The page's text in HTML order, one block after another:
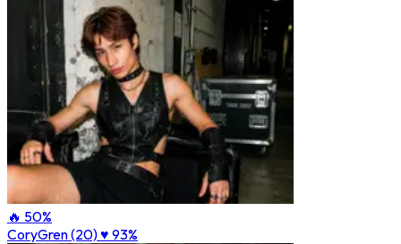
🔥 50%
CoryGren (20)♥ 93%